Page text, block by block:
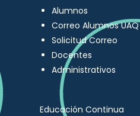
Alumnos
Correo Alumnos UAQ
Solicitud Correo
Docentes
Administrativos
Educación Continua